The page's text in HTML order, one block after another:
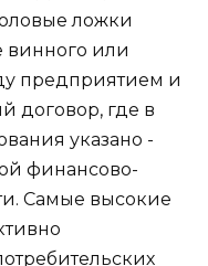
ложки
винного или
предприятием и
договор, где в
указано -
финансово-
Самые высокие